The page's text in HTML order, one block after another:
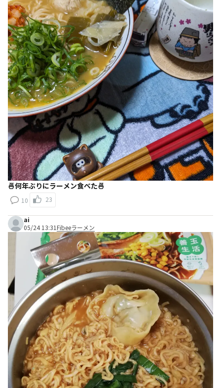
🍜何年ぶりにラーメン食べた🍜
10 23
ai
05/24 13:31Fibeeラーメン